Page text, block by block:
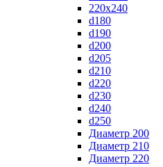
220x240
d180
d190
d200
d205
d210
d220
d230
d240
d250
Диаметр 200
Диаметр 210
Диаметр 220